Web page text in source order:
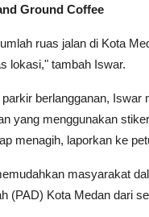
Ground Coffee
ruas jalan di Kota
lokasi," tambah Iswar.
berlangganan,
yang menggunakan
menagih, laporkan ke
masyarakat
(PAD) Kota Medan dari